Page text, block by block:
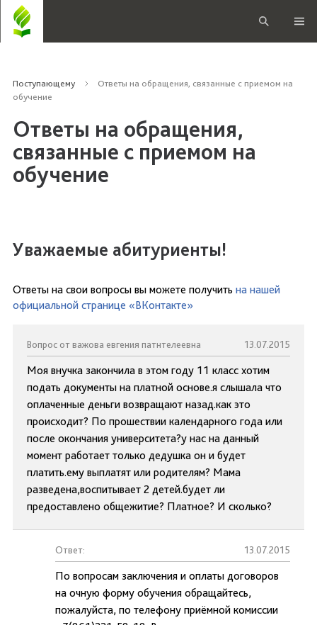
Поступающему
Ответы на обращения, связанные с приемом на
обучение
Ответы на обращения,
связанные с приемом на
обучение
Уважаемые абитуриенты!
Ответы на свои вопросы вы можете получить на нашей
официальной странице «ВКонтакте»
Вопрос от важова евгения патнтелеевна 13.07.2015
Моя внучка закончила в этом году 11 класс хотим
подать документы на платной основе.я слышала что
оплаченные деньги возвращают назад.как это
происходит? По прошествии календарного года или
после окончания университета?у нас на данный
момент работает только дедушка он и будет
платить.ему выплатят или родителям? Мама
разведена,воспитывает 2 детей.будет ли
предоставлено общежитие? Платное? И сколько?
Ответ: 13.07.2015
По вопросам заключения и оплаты договоров
на очную форму обучения обращайтесь,
пожалуйста, по телефону приёмной комиссии